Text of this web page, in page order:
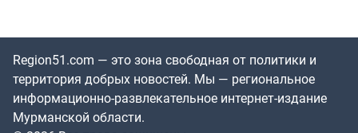
Region51.com — это зона свободная от политики и
территория добрых новостей. Мы — региональное
информационно-развлекательное интернет-издание
Мурманской области.